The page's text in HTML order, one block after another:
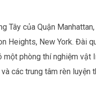
Tây của Quận
Heights, New York. Đài
một phòng thí nghiệm vật
các trung tâm rèn luyện